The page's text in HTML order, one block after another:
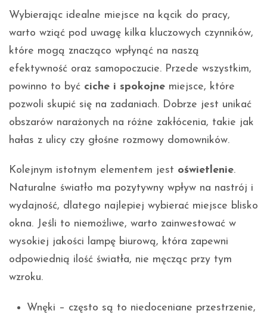
Wybierając idealne miejsce na kącik do pracy,
warto wziąć pod uwagę kilka kluczowych czynników,
które mogą znacząco wpłynąć na naszą
efektywność oraz samopoczucie. Przede wszystkim,
powinno to być ciche i spokojne miejsce, które
pozwoli skupić się na zadaniach. Dobrze jest unikać
obszarów narażonych na różne zakłócenia, takie jak
hałas z ulicy czy głośne rozmowy domowników.
Kolejnym istotnym elementem jest oświetlenie.
Naturalne światło ma pozytywny wpływ na nastrój i
wydajność, dlatego najlepiej wybierać miejsce blisko
okna. Jeśli to niemożliwe, warto zainwestować w
wysokiej jakości lampę biurową, która zapewni
odpowiednią ilość światła, nie męcząc przy tym
wzroku.
Wnęki – często są to niedoceniane przestrzenie,